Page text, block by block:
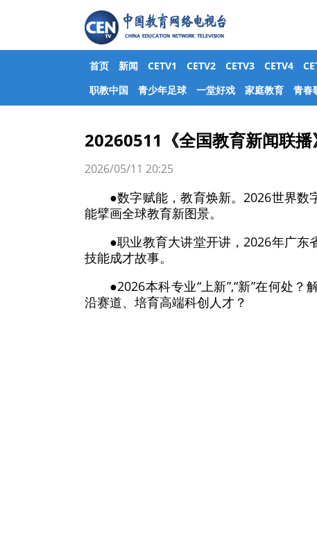
首页 新闻 CETV1 CETV2 CETV3 CETV4
职教中国
青少年足球 一堂好戏 家庭教育 青春
20260511《全国教育新闻联播
2026/05/11 20:25
●数字赋能，教育焕新。2026世界数
能擘画全球教育新图景。
●职业教育大讲堂开讲，2026年广
技能成才故事。
●2026本科专业“上新”,“新”在何处
沿赛道、培育高端科创人才？